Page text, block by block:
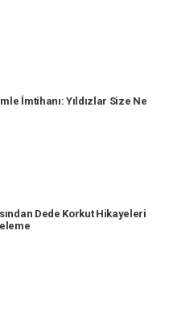
İmtihanı: Yıldızlar Size Ne
Dede Korkut Hikayeleri